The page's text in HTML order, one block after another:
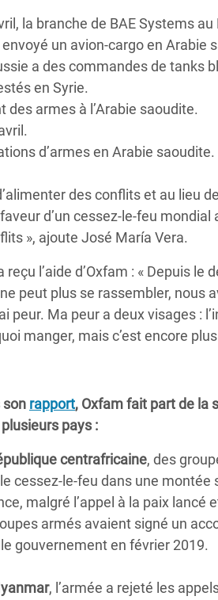
la branche de BAE Systems au
envoyé un avion-cargo en Arabie
a des commandes de tanks
en Syrie.
des armes à l’Arabie saoudite.
d’armes en Arabie saoudite.
des conflits et au lieu
d’un cessez-le-feu mondial
», ajoute José María Vera.
l’aide d’Oxfam : « Depuis le
peut plus se rassembler, nous
peur. Ma peur a deux visages :
manger, mais c’est encore
son rapport, Oxfam fait part de la
pays :
centrafricaine, des
cessez-le-feu dans une montée
malgré l’appel à la paix lancé
armés avaient signé un
gouvernement en février 2019.
, l’armée a rejeté les